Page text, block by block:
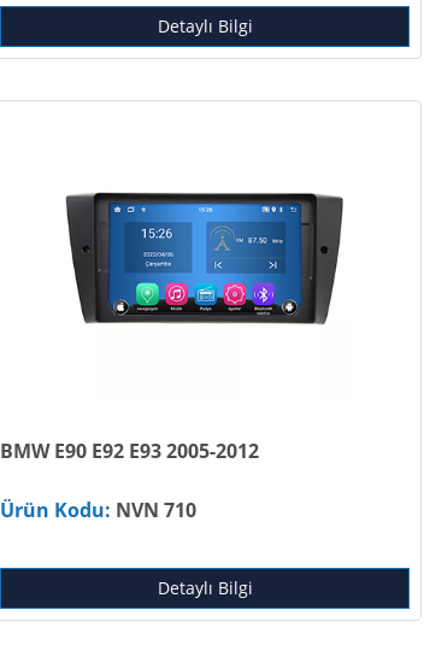
Detaylı Bilgi
BMW E90 E92 E93 2005-2012
Ürün Kodu: NVN 710
Detaylı Bilgi